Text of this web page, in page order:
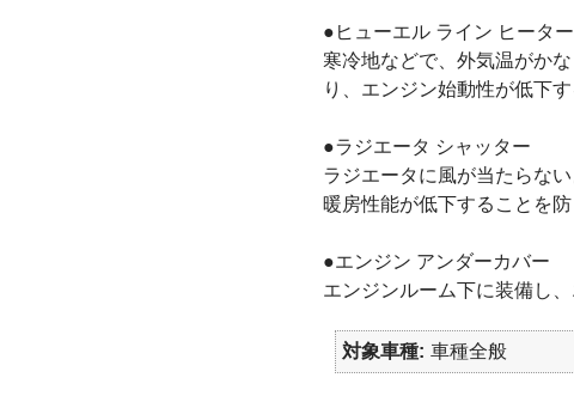
●ヒューエル ライン ヒーター
寒冷地などで、外気温がか
り、エンジン始動性が低下
●ラジエータ シャッター
ラジエータに風が当たらな
暖房性能が低下することを防
●エンジン アンダーカバー
エンジンルーム下に装備し
対象車種 車種全般